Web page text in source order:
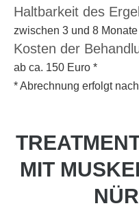
Haltbarkeit des
zwischen 3 und 8 Monate
Kosten der
ab ca. 150 Euro *
* Abrechnung erfolgt
MIT